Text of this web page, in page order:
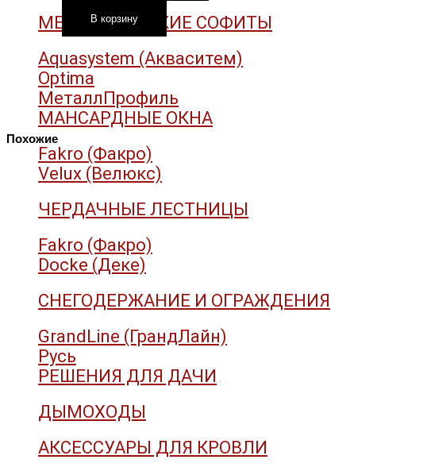
МЕТАЛЛИЧЕСКИЕ СОФИТЫ
Aquasystem (Акваситем)
Optima
МеталлПрофиль
МАНСАРДНЫЕ ОКНА
Fakro (Факро)
Velux (Велюкс)
ЧЕРДАЧНЫЕ ЛЕСТНИЦЫ
Fakro (Факро)
Docke (Деке)
СНЕГОДЕРЖАНИЕ И ОГРАЖДЕНИЯ
GrandLine (ГрандЛайн)
Русь
РЕШЕНИЯ ДЛЯ ДАЧИ
ДЫМОХОДЫ
АКСЕССУАРЫ ДЛЯ КРОВЛИ
Ступени
Террапол
В корзину
Похожие